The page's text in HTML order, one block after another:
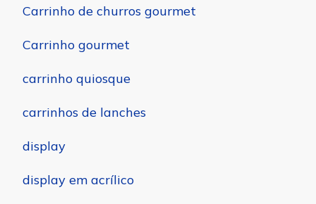
Carrinho de churros gourmet
Carrinho gourmet
carrinho quiosque
carrinhos de lanches
display
display em acrílico